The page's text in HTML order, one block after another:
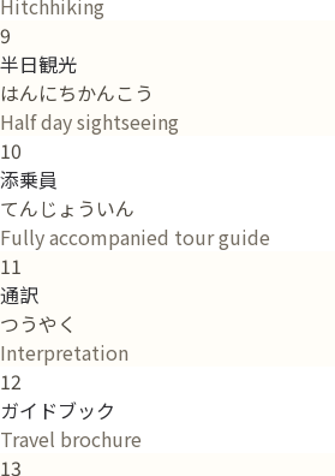
9
半日観光
はんにちかんこう
Half day sightseeing
10
添乗員
てんじょういん
Fully accompanied tour guide
11
通訳
つうやく
Interpretation
12
ガイドブック
Travel brochure
13